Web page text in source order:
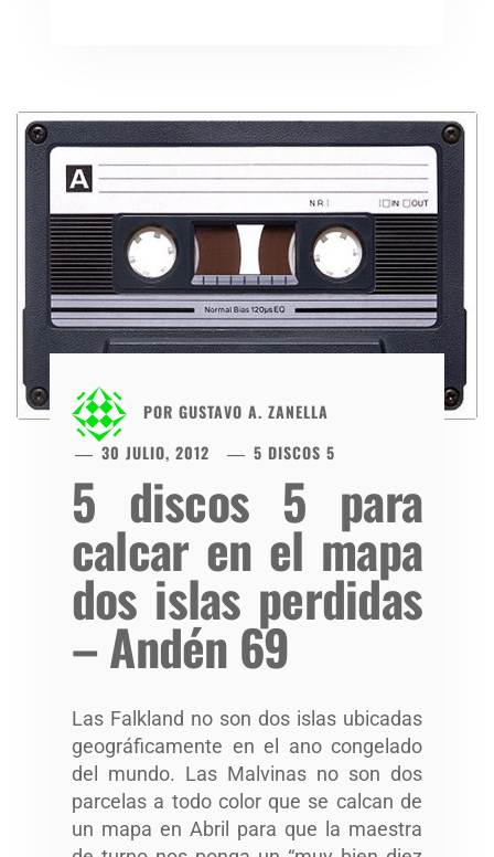
POR GUSTAVO A. ZANELLA
30 JULIO, 2012
5 DISCOS 5
5 discos 5 para
calcar en el mapa
dos islas perdidas
– Andén 69
Las Falkland no son dos islas ubicadas
geográficamente en el ano congelado
del mundo. Las Malvinas no son dos
parcelas a todo color que se calcan de
un mapa en Abril para que la maestra